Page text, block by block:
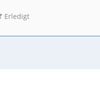
Erledigt